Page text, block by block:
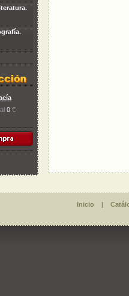
0 €
Inicio |